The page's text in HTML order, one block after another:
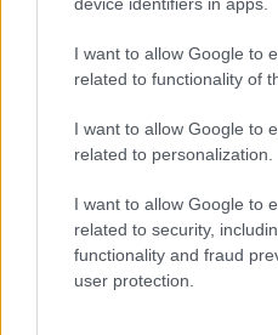
I want to allow Google to
related to functionality of
I want to allow Google to
related to personalization.
I want to allow Google to
related to security,
functionality and fraud
user protection.
El petróleo Brent cae un